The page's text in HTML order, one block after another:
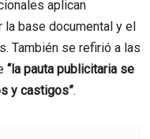
aplican
la base documental y el
También se refirió a las
“la pauta publicitaria se
y castigos”.